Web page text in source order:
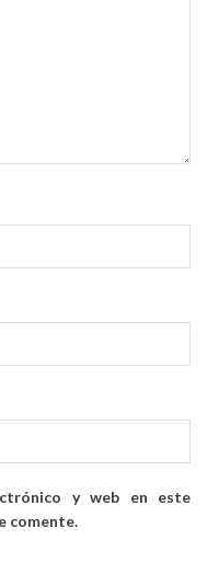
y web en este
comente.